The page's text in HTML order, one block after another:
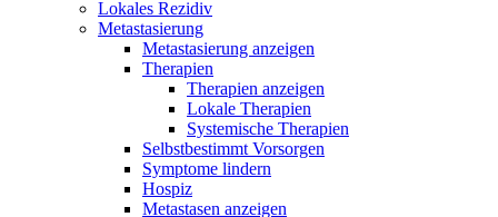
Lokales Rezidiv
Metastasierung
Metastasierung anzeigen
Therapien
Therapien anzeigen
Lokale Therapien
Systemische Therapien
Selbstbestimmt Vorsorgen
Symptome lindern
Hospiz
Metastasen anzeigen